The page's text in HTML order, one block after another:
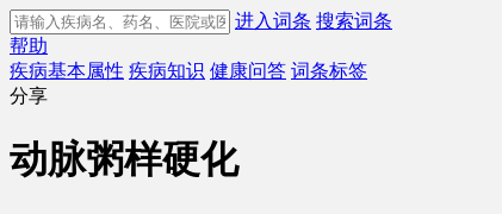
进入词条 搜索词条
帮助
疾病基本属性 疾病知识 健康问答 词条标签
分享
动脉粥样硬化